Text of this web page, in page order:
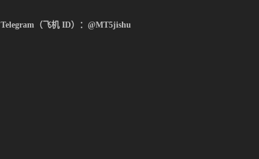
Telegram（飞机 ID）：@MT5jishu